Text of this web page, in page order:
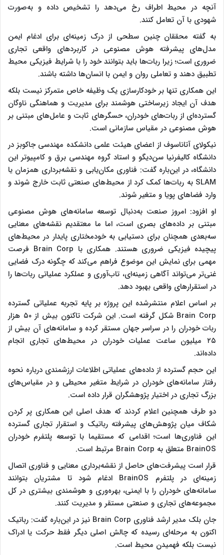
آنچه در محیط اطراف رخ می‌دهد را تشخیص داده و به‌صورت
شهودی با آن تعامل کنند.
به گفته محققان چنین سطحی از درک زمینه‌ای برای ادغام ایمن
مدل‌های پیشرفته هوش مصنوعی در کاربرد‌های واقعی تجاری
ضروری است؛ زیرا ربات‌ها باید بتوانند خود را با شرایط فیزیکی محیط
تطبیق دهند و تعاملی روان و ایمن با انسان‌ها داشته باشند.
این همکاری تنها بر خودکارسازی یک وظیفه خاص متمرکز نیست بلکه
هدف آن ایجاد زیرساختی هوشمند برای مدیریت و هماهنگی ناوگان
گسترده‌ای از ربات‌های خودران، حسگر‌های ثابت و عامل‌های مبتنی بر
هوش مصنوعی در مقیاس سازمانی است.
نیکولای آتاناسوف از اعضای هیئت علمی دانشکده مهندسی جاکوبز در
دانشگاه کالیفرنیا سن‌دیگو و استاد گروه مهندسی برق و کامپیوتر این
دانشگاه، در این‌باره گفت: فناوری مکان‌یابی و نقشه‌برداری همزمان یا
SLAM به ربات‌ها کمک کرد از محیط‌های صنعتی ثابت خارج شوند و
وارد فضا‌های پویا و متغیر شوند.
او افزود: امروز صنعت به‌دنبال توسعه سامانه‌های هوش مصنوعی
مبتنی بر داده‌های بصری است، اما ما معتقدیم نقشه‌های معنایی
سه‌بعدی همچنان برای دستیابی به خودمختاری پایدار در محیط‌های
پیچیده فیزیکی ضروری هستند. همکاری با Brain Corp فرصت
مهمی برای نمایش این موضوع فراهم می‌کند که چگونه درک فضایی
غنی‌تر می‌تواند آگاهی زمینه‌ای، تاب‌آوری و عملکرد عملیاتی ربات‌ها را
در استقرار‌های واقعی بهبود دهد.
بر اساس اعلام منتشرشده این پروژه بر پایه تجربه عملیاتی گسترده
Brain Corp شکل گرفته است. این شرکت تاکنون بیش از ۵۰ هزار
ربات خودران را در سراسر جهان مستقر کرده و سامانه‌های آن بیش از
۲۵ میلیون ساعت عملیات خودران در محیط‌های تجاری انجام
داده‌اند.
این حجم گسترده از داده‌های عملیاتی اطلاعات ارزشمندی درباره نحوه
رفتار سامانه‌های خودران در شرایط متغیر محیطی و در مقیاس‌های
بزرگ تجاری در اختیار پژوهشگران قرار داده است.
دو طرف همچنین اعلام کردند که هدف اصلی این همکاری پر کردن
شکاف میان پژوهش‌های پیشرفته رباتیک و استقرار تجاری گسترده
این فناوری‌ها است؛ اقدامی که مستقیما با توسعه پلتفرم خودران
BrainOS متعلق به Brain Corp مرتبط است.
قرار است پیشرفت‌های حاصل از نقشه‌برداری معنایی و فناوری اتصال
زمینه‌ای در پلتفرم BrainOS ادغام شود تا مشتریان بتوانند
سامانه‌های خودران را با ایمنی، بهره‌وری و هوشمندی بیشتری در کل
مجموعه‌های تجاری و صنعتی مستقر و مدیریت کنند.
جان بلک مدیر ارشد فناوری Brain Corp نیز در این‌باره گفت: رباتیک
اکنون به مرحله‌ای رسیده که چالش اصلی دیگر فقط حرکت یا ادراک
نیست بلکه فهمیدن محیط است.